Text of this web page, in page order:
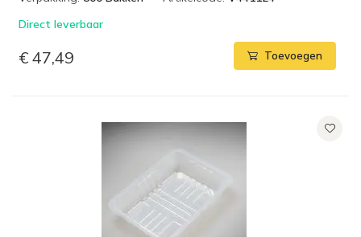
Direct leverbaar
€ 47,49 Toevoegen